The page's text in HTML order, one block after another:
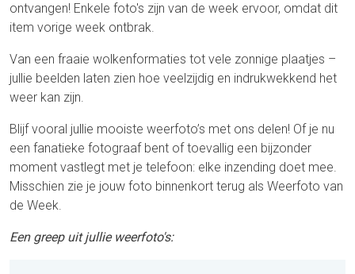
ontvangen! Enkele foto's zijn van de week ervoor, omdat dit
item vorige week ontbrak.
Van een fraaie wolkenformaties tot vele zonnige plaatjes –
jullie beelden laten zien hoe veelzijdig en indrukwekkend het
weer kan zijn.
Blijf vooral jullie mooiste weerfoto’s met ons delen! Of je nu
een fanatieke fotograaf bent of toevallig een bijzonder
moment vastlegt met je telefoon: elke inzending doet mee.
Misschien zie je jouw foto binnenkort terug als Weerfoto van
de Week.
Een greep uit jullie weerfoto's: